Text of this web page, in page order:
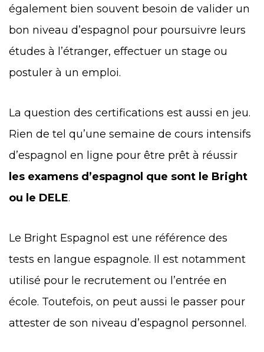
également bien souvent besoin de valider un
bon niveau d’espagnol pour poursuivre leurs
études à l’étranger, effectuer un stage ou
postuler à un emploi.
La question des certifications est aussi en jeu.
Rien de tel qu’une semaine de cours intensifs
d’espagnol en ligne pour être prêt à réussir
les examens d’espagnol que sont le Bright
ou le DELE.
Le Bright Espagnol est une référence des
tests en langue espagnole. Il est notamment
utilisé pour le recrutement ou l’entrée en
école. Toutefois, on peut aussi le passer pour
attester de son niveau d’espagnol personnel.